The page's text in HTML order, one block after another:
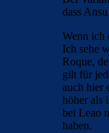
dass
Wenn ich
Ich sehe
Roque,
gilt für
auch hier
höher als
bei Leao
haben.